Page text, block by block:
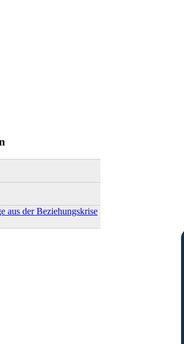
aus der Beziehungskrise